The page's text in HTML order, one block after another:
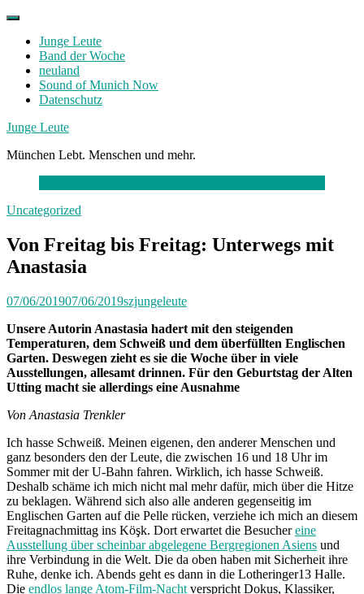
Skip
contentJunge Leute
Band der Woche
neuland
Sound of Munich Now
Datenschutz
Facebook
Twitter
Instagram
Junge Leute
München Lebt. Menschen und mehr.
Uncategorized
Von Freitag bis Freitag: Unterwegs mit
Anastasia
07/06/201907/06/2019szjungeleute
Unsere Autorin Anastasia hadert mit den steigenden
Temperaturen, dem Schweiß und dem überfüllten Englischen
Garten. Deswegen zieht es sie die Woche über in viele
Ausstellungen, allesamt drinnen. Für den Geburtstag der Alten
Utting macht sie allerdings eine Ausnahme
Von Anastasia Trenkler
Ich hasse Schweiß. Meinen eigenen, den anderer Menschen und
ganz besonders den der Leute, die zwischen 16 und 18 Uhr im
Sommer mit der U-Bahn fahren. Wirklich, ich hasse Schweiß.
Deshalb schäme ich mich nicht mal mehr dafür, mich über die Hitze
zu beklagen. Während sich also alle anderen gegenseitig im
Englischen Garten auf die Pelle rücken, verziehe ich mich an diesem
Freitagnachmittag ins Köşk. Dort erwartet die Besuchereine
Ausstellung über scheinbar abgelegene Bergregionen Asiens und
ihre Verbindung in die Welt. Die da oben haben mit Sicherheit ihre
Ruhe, denke ich. Abends geht es dann in die Lotheringer13 Halle.
Die endlos lange Atom-Film-Nacht verspricht Dokus, Klassiker,